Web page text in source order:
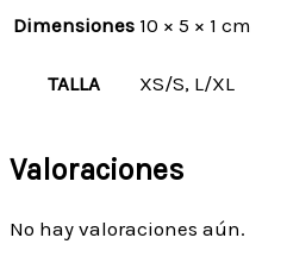
Dimensiones 10 × 5 × 1 cm
TALLA XS/S, L/XL
Valoraciones
No hay valoraciones aún.